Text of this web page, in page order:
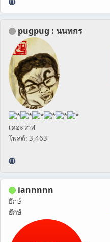
pugpug : นนทกร
เดอะวาฬ
โพสต์: 3,463
iannnnn
ยึกษ์
ยักษ์